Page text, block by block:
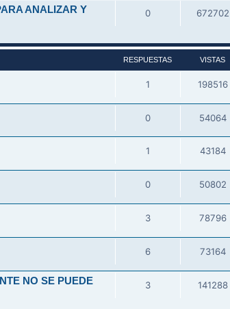
ANALIZAR Y
0 672702
RESPUESTAS VISTAS
1 198516
0 54064
1 43184
0 50802
3 78796
6 73164
NO SE PUEDE
3 141288